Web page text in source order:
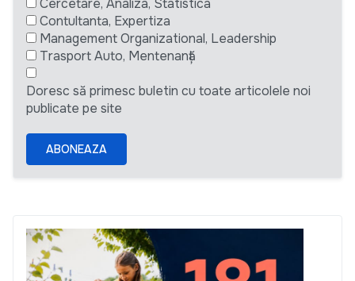
Cercetare, Analiza, Statistica
Contultanta, Expertiza
Management Organizational, Leadership
Trasport Auto, Mentenanță
Doresc să primesc buletin cu toate articolele noi
publicate pe site
ABONEAZA